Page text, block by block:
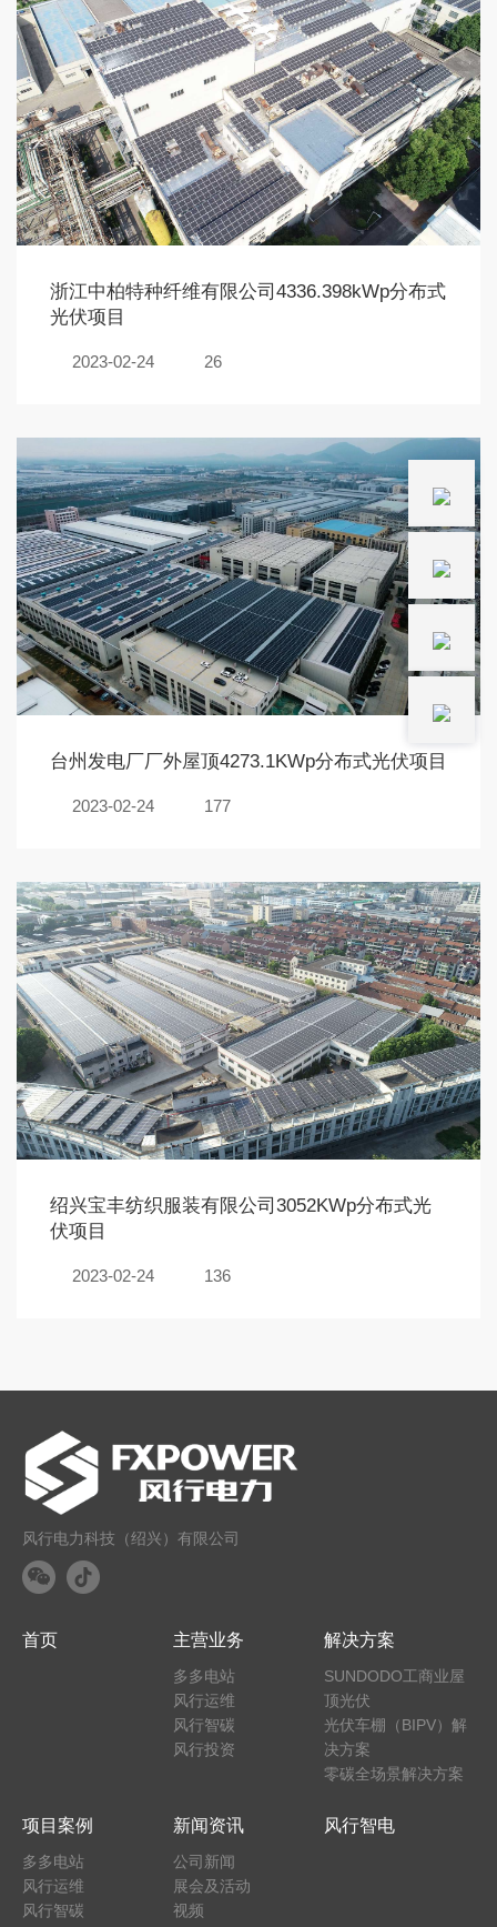
浙江中柏特种纤维有限公司4336.398kWp分布式
光伏项目
2023-02-24 26
台州发电厂厂外屋顶4273.1KWp分布式光伏项目
2023-02-24 177
绍兴宝丰纺织服装有限公司3052KWp分布式光
伏项目
2023-02-24 136
风行电力科技（绍兴）有限公司
首页 主营业务
多多电站
风行运维
风行智碳
风行投资
解决方案
SUNDODO工商业屋
顶光伏
光伏车棚（BIPV）解
决方案
零碳全场景解决方案
项目案例
多多电站
风行运维
风行智碳
新闻资讯
公司新闻
展会及活动
视频
风行智电